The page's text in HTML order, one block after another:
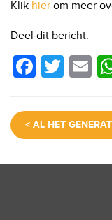
Klik hier om meer
Deel dit bericht:
F
c
e
T
tt
er
E
< AL HET